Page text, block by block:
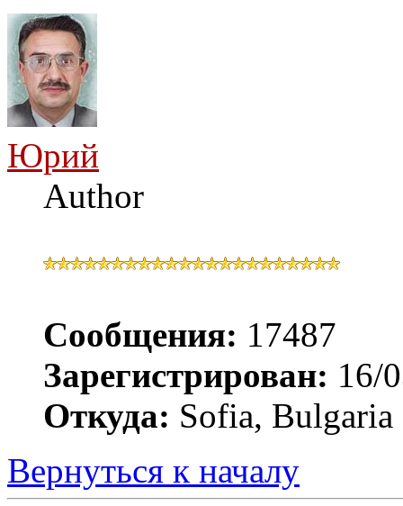
Юрий
Author
Сообщения: 17487
Зарегистрирован: 16/
Откуда: Sofia, Bulgaria
Вернуться к началу